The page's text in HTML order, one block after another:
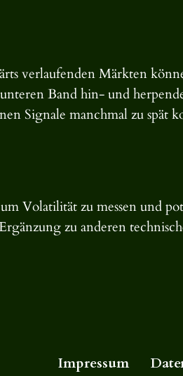
verlaufenden Märkten
Band hin- und
Signale manchmal zu spät
Volatilität zu messen und
zu anderen
Impressum